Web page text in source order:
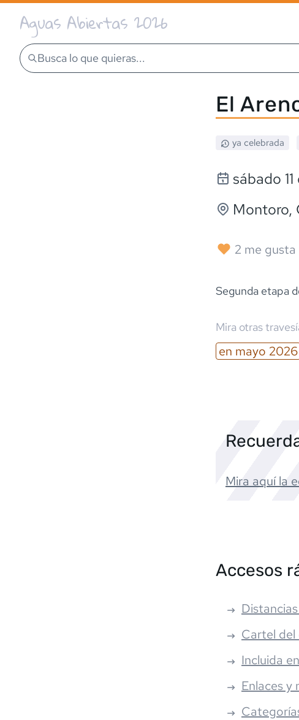
Aguas Abiertas 2026
Busca lo que quieras...
El
ya celebrada
sábado
Montoro,
2 me gusta
Segunda etapa
Mira otras
en mayo 2026
Mira aquí la
Accesos
Cartel
Incluida
Enlaces y